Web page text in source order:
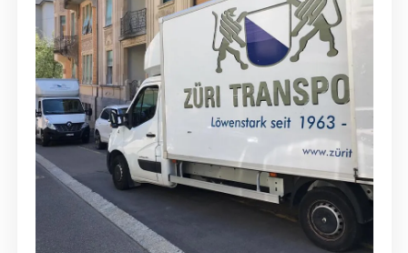
Full-Service - Für Privatumzüge